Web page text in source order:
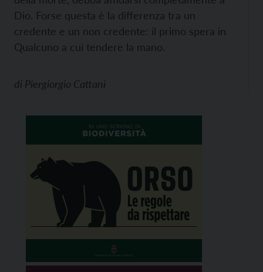
Dio. Forse questa è la differenza tra un
credente e un non credente: il primo spera in
Qualcuno a cui tendere la mano.
di Piergiorgio Cattani